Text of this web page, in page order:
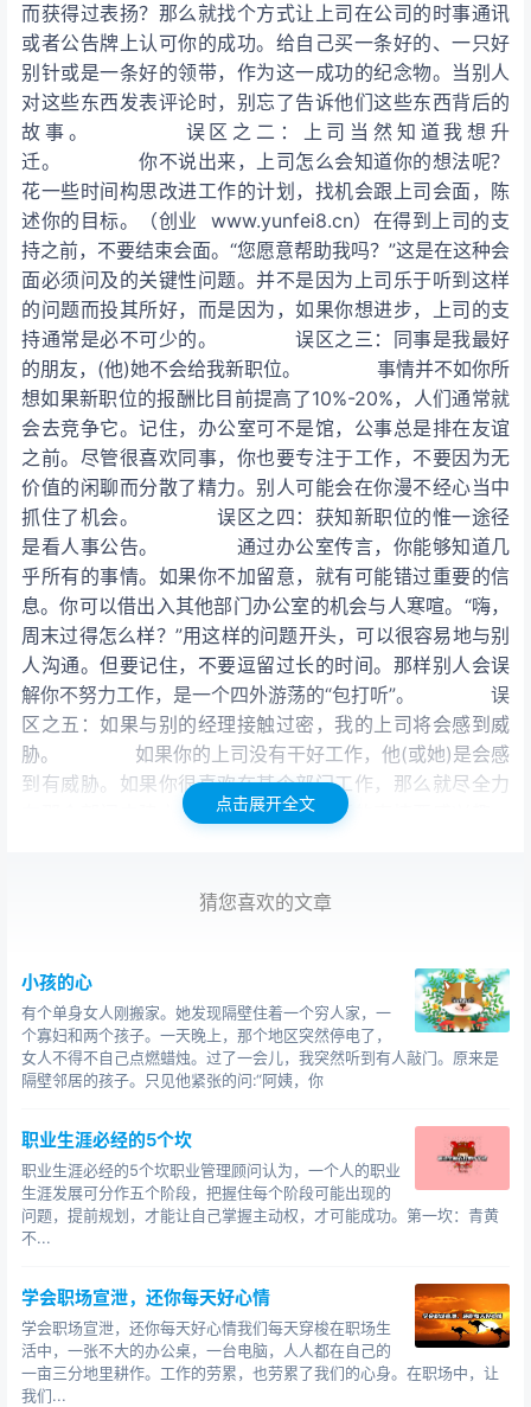
而获得过表扬？那么就找个方式让上司在公司的时事通讯
或者公告牌上认可你的成功。给自己买一条好的、一只好
别针或是一条好的领带，作为这一成功的纪念物。当别人
对这些东西发表评论时，别忘了告诉他们这些东西背后的
故事。 误区之二：上司当然知道我想升
迁。 你不说出来，上司怎么会知道你的想法呢？
花一些时间构思改进工作的计划，找机会跟上司会面，陈
述你的目标。（创业 www.yunfei8.cn）在得到上司的支
持之前，不要结束会面。“您愿意帮助我吗？”这是在这种会
面必须问及的关键性问题。并不是因为上司乐于听到这样
的问题而投其所好，而是因为，如果你想进步，上司的支
持通常是必不可少的。 误区之三：同事是我最好
的朋友，(他)她不会给我新职位。 事情并不如你所
想如果新职位的报酬比目前提高了10%-20%，人们通常就
会去竞争它。记住，办公室可不是馆，公事总是排在友谊
之前。尽管很喜欢同事，你也要专注于工作，不要因为无
价值的闲聊而分散了精力。别人可能会在你漫不经心当中
抓住了机会。 误区之四：获知新职位的惟一途径
是看人事公告。 通过办公室传言，你能够知道几
乎所有的事情。如果你不加留意，就有可能错过重要的信
息。你可以借出入其他部门办公室的机会与人寒喧。“嗨，
周末过得怎么样？”用这样的问题开头，可以很容易地与别
人沟通。但要记住，不要逗留过长的时间。那样别人会误
解你不努力工作，是一个四外游荡的“包打听”。 误
区之五：如果与别的经理接触过密，我的上司将会感到威
胁。 如果你的上司没有干好工作，他(或她)是会感
到有威胁。如果你很喜欢在某个部门工作，那么就尽全力
在那个部门内建立关系。对于正在进行的事情要感兴趣，
感到的就不是威胁而是愤怒了。如果你这样做，当那个部
职场利益，不要只是观望着别人进步，应当马上采取积极
行动。
点击展开全文
猜您喜欢的文章
小孩的心
有个单身女人刚搬家。她发现隔壁住着一个穷人家，一
个寡妇和两个孩子。一天晚上，那个地区突然停电了，
女人不得不自己点燃蜡烛。过了一会儿，我突然听到有人敲门。原来是
隔壁邻居的孩子。只见他紧张的问:“阿姨，你
职业生涯必经的5个坎
职业生涯必经的5个坎职业管理顾问认为，一个人的职业
生涯发展可分作五个阶段，把握住每个阶段可能出现的
问题，提前规划，才能让自己掌握主动权，才可能成功。第一坎：青黄
不...
学会职场宣泄，还你每天好心情
学会职场宣泄，还你每天好心情我们每天穿梭在职场生
活中，一张不大的办公桌，一台电脑，人人都在自己的
一亩三分地里耕作。工作的劳累，也劳累了我们的心身。在职场中，让
我们...